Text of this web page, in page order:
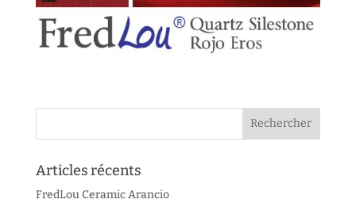
Articles récents
FredLou Ceramic Arancio